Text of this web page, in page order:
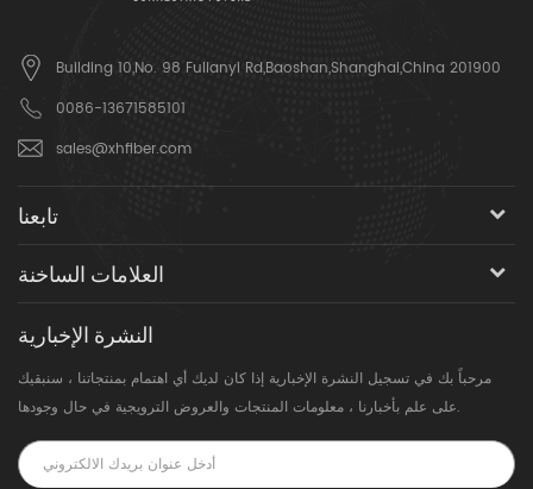
Building 10,No. 98 Fulianyi Rd,Baoshan,Shanghai,China 201900
0086-13671585101
sales@xhfiber.com
تابعنا
العلامات الساخنة
النشرة الإخبارية
مرحباً بك في تسجيل النشرة الإخبارية إذا كان لديك أي اهتمام بمنتجاتنا ، سنبقيك
على علم بأخبارنا ، معلومات المنتجات والعروض الترويجية في حال وجودها.